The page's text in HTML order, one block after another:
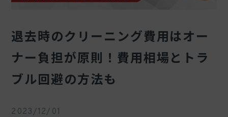
退去時のクリーニング費用はオー
ナー負担が原則！費用相場とトラ
ブル回避の方法も
2023/12/01